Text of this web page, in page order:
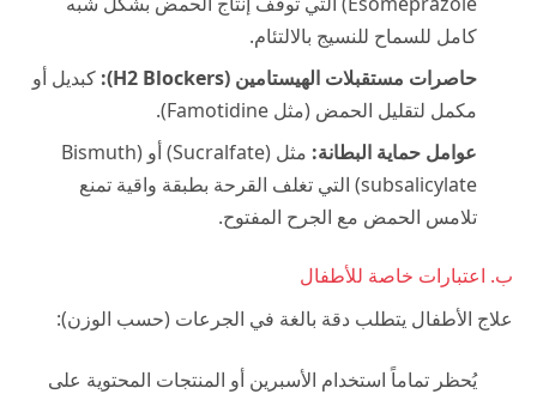
كامل للسماح للنسيج بالالتئام.
حاصرات مستقبلات الهيستامين (H2 Blockers):
كبديل أو
مكمل لتقليل الحمض (مثل Famotidine).
عوامل حماية البطانة:
مثل (Sucralfate) أو (Bismuth
subsalicylate) التي تغلف القرحة بطبقة واقية تمنع
تلامس الحمض مع الجرح المفتوح.
ب. اعتبارات خاصة للأطفال
علاج الأطفال يتطلب دقة بالغة في الجرعات (حسب الوزن):
يُحظر تماماً استخدام الأسبرين أو المنتجات المحتوية على